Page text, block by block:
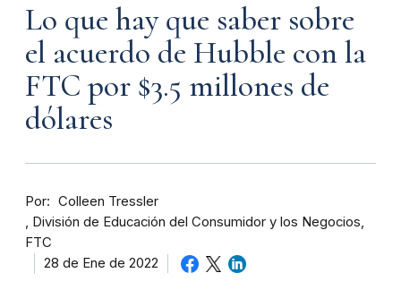
Lo que hay que saber sobre
el acuerdo de Hubble con la
FTC por $3.5 millones de
dólares
Por
Colleen Tressler
División de Educación del Consumidor y los Negocios,
FTC
28 de Ene de 2022